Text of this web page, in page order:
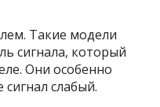
Такие модели
сигнала, который
Они особенно
слабый.